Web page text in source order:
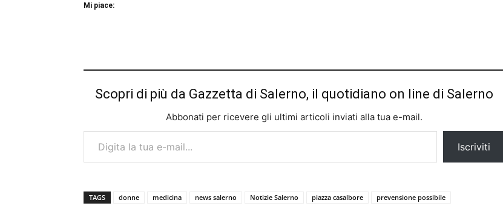
Mi piace:
Scopri di più da Gazzetta di Salerno, il quotidiano on line di Salerno
Abbonati per ricevere gli ultimi articoli inviati alla tua e-mail.
Digita la tua e-mail...
Iscriviti
TAGS donne medicina news salerno Notizie Salerno piazza casalbore
prevensione possibile